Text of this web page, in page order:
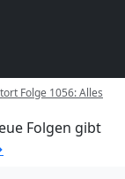
Folge 1056: Alles
Folgen gibt